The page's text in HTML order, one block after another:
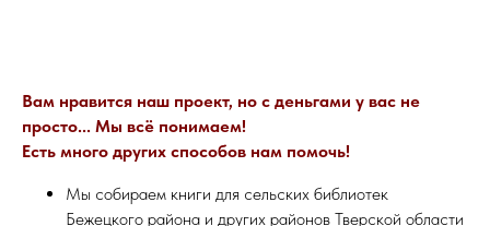
Вам нравится наш проект, но с деньгами у вас не
просто... Мы всё понимаем!
Есть много других способов нам помочь!
Мы собираем книги для сельских библиотек
Бежецкого района и других районов Тверской области